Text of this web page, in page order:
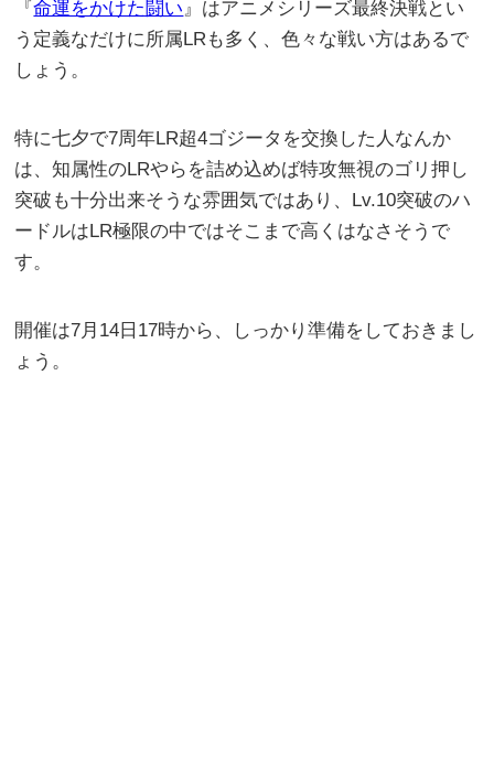
『命運をかけた闘い』はアニメシリーズ最終決戦とい
う定義なだけに所属LRも多く、色々な戦い方はあるで
しょう。
特に七夕で7周年LR超4ゴジータを交換した人なんか
は、知属性のLRやらを詰め込めば特攻無視のゴリ押し
突破も十分出来そうな雰囲気ではあり、Lv.10突破のハ
ードルはLR極限の中ではそこまで高くはなさそうで
す。
開催は7月14日17時から、しっかり準備をしておきまし
ょう。